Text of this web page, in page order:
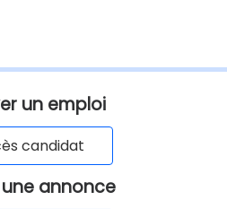
un emploi
candidat
une annonce